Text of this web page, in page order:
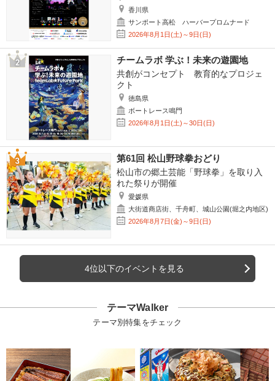
香川県
サンポート高松 ハーバープロムナード
2026年8月1日(土)～9日(日)
チームラボ 学ぶ！未来の遊園地
共創がコンセプト 教育的なプロジェ
クト
徳島県
ボートレース鳴門
2026年8月1日(土)～30日(日)
第61回 松山野球拳おどり
松山市の郷土芸能「野球拳」を取り入
れた祭りが開催
愛媛県
大街道商店街、千舟町、城山公園(堀之内地区)
2026年8月7日(金)～9日(日)
4位以下のイベントを見る
テーマWalker
テーマ別特集をチェック